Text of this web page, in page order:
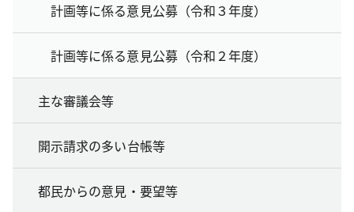
計画等に係る意見公募（令和３年度）
計画等に係る意見公募（令和２年度）
主な審議会等
開示請求の多い台帳等
都民からの意見・要望等